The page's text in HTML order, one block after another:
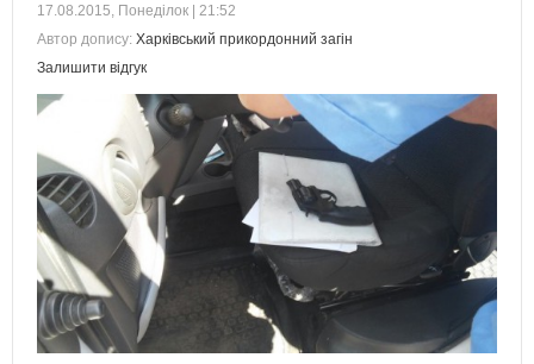
17.08.2015, Понеділок | 21:52
Автор допису: Харківський прикордонний загін
Залишити відгук